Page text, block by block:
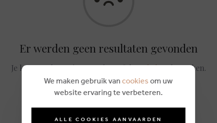
Er werden geen resultaten gevonden
Je kan steeds opnieuw zoeken of dewebshopbezoeken.
We maken gebruik van cookies om uw
website ervaring te verbeteren.
ALLE COOKIES AANVAARDEN